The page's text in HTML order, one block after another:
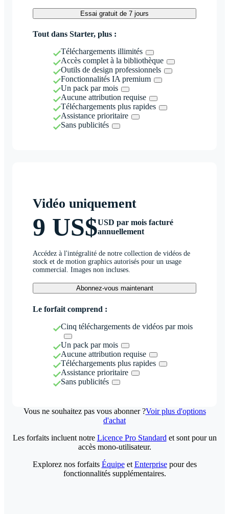
Essai gratuit de 7 jours
Tout dans Starter, plus :
Téléchargements illimités
Accès complet à la bibliothèque
Outils de design professionnels
Fonctionnalités IA premium
Un pack par mois
Aucune attribution requise
Téléchargements plus rapides
Assistance prioritaire
Sans publicités
Vidéo uniquement
9 US$USD par mois facturé
annuellement
Accédez à l'intégralité de notre collection de vidéos de
stock et de motion graphics autorisés pour un usage
commercial. Images non incluses.
Abonnez-vous maintenant
Le forfait comprend :
Cinq téléchargements de vidéos par mois
Un pack par mois
Aucune attribution requise
Téléchargements plus rapides
Assistance prioritaire
Sans publicités
Vous ne souhaitez pas vous abonner ?Voir plus d'options
d'achat
Les forfaits incluent notre Licence Pro Standard et sont pour un
accès mono-utilisateur.
Explorez nos forfaits Équipeet Enterprisepour des
fonctionnalités supplémentaires.